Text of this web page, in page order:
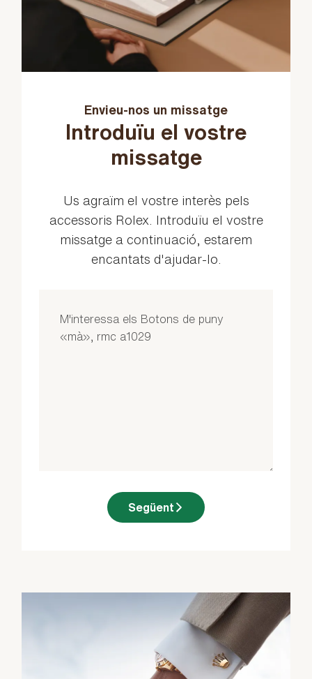
Envieu-nos un missatge
Introduïu el vostre
missatge
Us agraïm el vostre interès pels
accessoris Rolex. Introduïu el vostre
missatge a continuació, estarem
encantats d'ajudar-lo.
Següent